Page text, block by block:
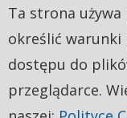
Ta strona używa
określić warunki
dostępu do
przeglądarce.